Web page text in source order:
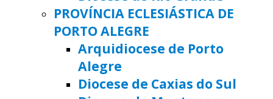
PROVÍNCIA ECLESIÁSTICA DE
PORTO ALEGRE
Arquidiocese de Porto
Alegre
Diocese de Caxias do Sul